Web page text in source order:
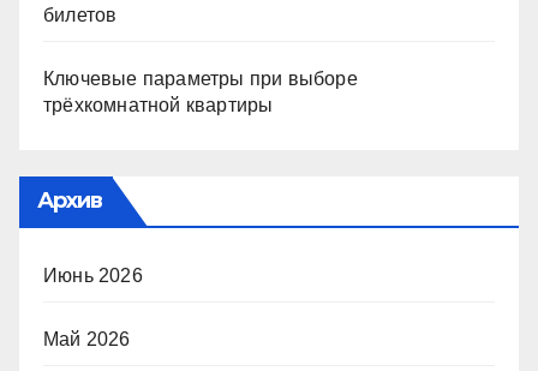
билетов
Ключевые параметры при выборе
трёхкомнатной квартиры
Архив
Июнь 2026
Май 2026